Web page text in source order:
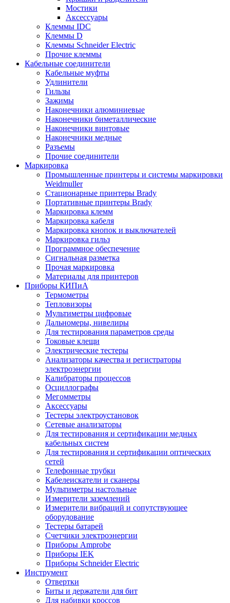
Мостики
Аксессуары
Клеммы IDC
Клеммы D
Клеммы Schneider Electric
Прочие клеммы
Кабельные соединители
Кабельные муфты
Удлинители
Гильзы
Зажимы
Наконечники алюминиевые
Наконечники биметаллические
Наконечники винтовые
Наконечники медные
Разъемы
Прочие соединители
Маркировка
Промышленные принтеры и системы маркировки
Weidmuller
Стационарные принтеры Brady
Портативные принтеры Brady
Маркировка клемм
Маркировка кабеля
Маркировка кнопок и выключателей
Маркировка гильз
Программное обеспечение
Сигнальная разметка
Прочая маркировка
Материалы для принтеров
Приборы КИПиА
Термометры
Тепловизоры
Мультиметры цифровые
Дальномеры, нивелиры
Для тестирования параметров среды
Токовые клещи
Электрические тестеры
Анализаторы качества и регистраторы
электроэнергии
Калибраторы процессов
Осциллографы
Мегомметры
Аксессуары
Тестеры электроустановок
Сетевые анализаторы
Для тестирования и сертификации медных
кабельных систем
Для тестирования и сертификации оптических
сетей
Телефонные трубки
Кабелеискатели и сканеры
Мультиметры настольные
Измерители заземлений
Измерители вибраций и сопутствующее
оборудование
Тестеры батарей
Счетчики электроэнергии
Приборы Amprobe
Приборы IEK
Приборы Schneider Electric
Инструмент
Отвертки
Биты и держатели для бит
Для набивки кроссов